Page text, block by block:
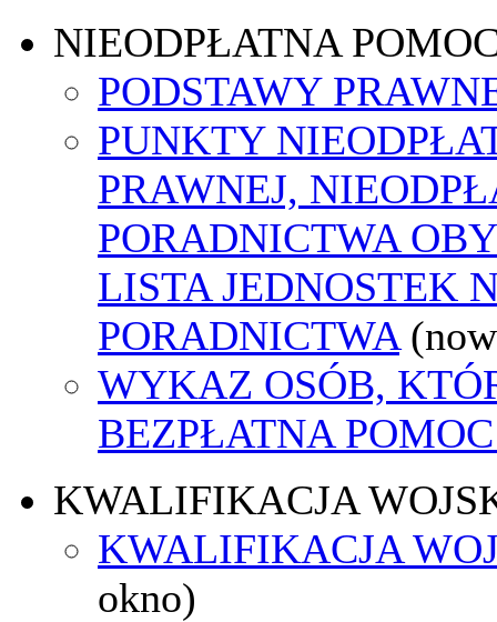
NIEODPŁATNA
PODSTAWY
PUNKTY
PRAWNEJ,
PORADNICTWA
LISTA JEDNOSTEK
PORADNICTWA
WYKAZ OSÓB,
BEZPŁATNA
KWALIFIKACJA
KWALIFIKACJA
okno)